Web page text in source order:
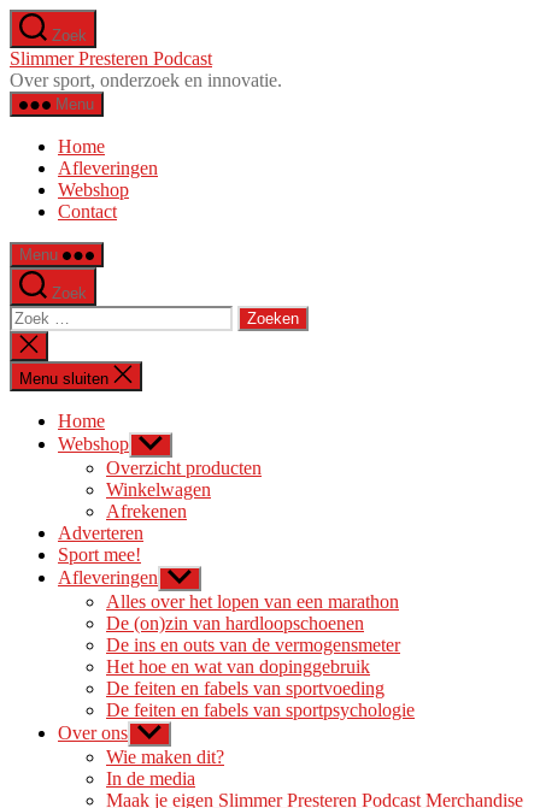
Ga
naar
de
inhoud
Zoek
Slimmer Presteren Podcast
Over sport, onderzoek en innovatie.
Menu
Home
Afleveringen
Webshop
Contact
Menu
Zoek
Zoeken
naar:
Zoeken
sluiten
Menu sluiten
Home
Webshop Toon
submenu
Overzicht producten
Winkelwagen
Afrekenen
Adverteren
Sport mee!
Afleveringen Toon
submenu
Alles over het lopen van een marathon
De (on)zin van hardloopschoenen
De ins en outs van de vermogensmeter
Het hoe en wat van dopinggebruik
De feiten en fabels van sportvoeding
De feiten en fabels van sportpsychologie
Over ons Toon
submenu
Wie maken dit?
In de media
Maak je eigen Slimmer Presteren Podcast Merchandise